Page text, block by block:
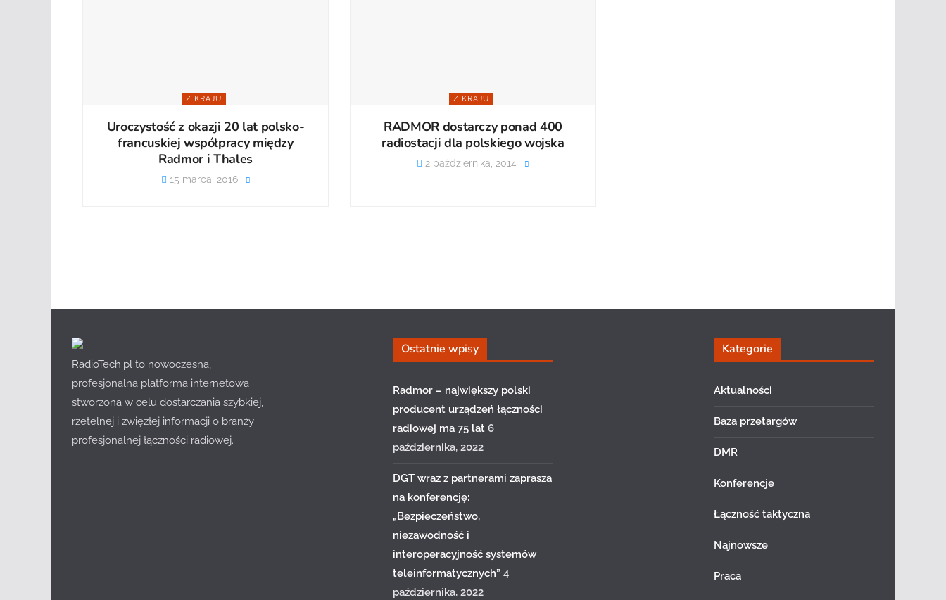
Z KRAJU
Uroczystość z okazji 20 lat polsko-
francuskiej współpracy między
Radmor i Thales
15 marca, 2016
Z KRAJU
RADMOR dostarczy ponad 400
radiostacji dla polskiego wojska
2 października, 2014
RadioTech.pl to nowoczesna,
profesjonalna platforma internetowa
stworzona w celu dostarczania szybkiej,
rzetelnej i zwięzłej informacji o branży
profesjonalnej łączności radiowej.
Ostatnie wpisy
Radmor – największy polski
producent urządzeń łączności
radiowej ma 75 lat 6
października, 2022
DGT wraz z partnerami zaprasza
na konferencję:
„Bezpieczeństwo,
niezawodność i
interoperacyjność systemów
teleinformatycznych” 4
października, 2022
Kategorie
Aktualności
Baza przetargów
DMR
Konferencje
Łączność taktyczna
Najnowsze
Praca